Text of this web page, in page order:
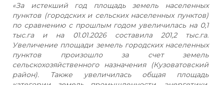
«За истекший год площадь земель населенных
пунктов (городских и сельских населенных пунктов)
по сравнению с прошлым годом увеличилась на 0,1
тыс.га и на 01.01.2026 составила 201,2 тыс.га.
Увеличение площади земель городских населенных
пунктов произошло за счет земель
сельскохозяйственного назначения (Кузоватовский
район). Также увеличилась общая площадь